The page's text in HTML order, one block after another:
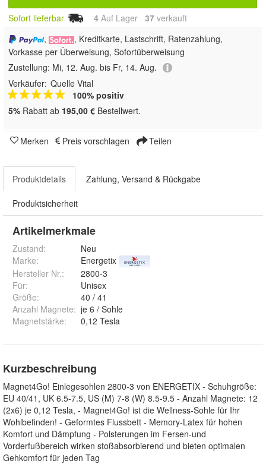
Sofort lieferbar 4 Auf Lager 37 verkauft
,
, Kreditkarte, Lastschrift, Ratenzahlung,
Vorkasse per Überweisung, Sofortüberweisung
Zustellung: Mi, 12. Aug. bis Fr, 14. Aug.
Verkäufer: Quelle Vital
100% positiv
5% Rabatt ab 195,00 € Bestellwert.
Merken Preis vorschlagen Teilen
Produktdetails Zahlung, Versand & Rückgabe
Produktsicherheit
Artikelmerkmale
Zustand:
Neu
Marke:
Energetix
Hersteller Nr.:
2800-3
Für:
Unisex
Größe:
40 / 41
Anzahl Magnete: je 6 / Sohle
Magnetstärke: 0,12 Tesla
Kurzbeschreibung
Magnet4Go! Einlegesohlen 2800-3 von ENERGETIX - Schuhgröße:
EU 40/41, UK 6.5-7.5, US (M) 7-8 (W) 8.5-9.5 - Anzahl Magnete: 12
(2x6) je 0,12 Tesla, - Magnet4Go! ist die Wellness-Sohle für Ihr
Wohlbefinden! - Geformtes Flussbett - Memory-Latex für hohen
Komfort und Dämpfung - Polsterungen im Fersen-und
Vorderfußbereich wirken stoßabsorbierend und bieten optimalen
Gehkomfort für jeden Tag